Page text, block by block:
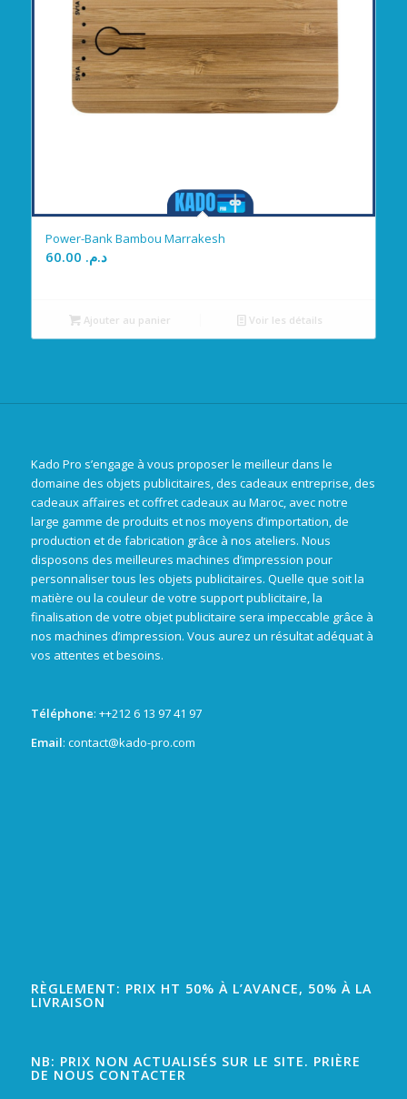
Power-Bank Bambou Marrakesh
د.م.
Ajouter au panier Voir les détails
Kado Pro s’engage à vous proposer le meilleur dans le
domaine des objets publicitaires, des cadeaux entreprise, des
cadeaux affaires et coffret cadeaux au Maroc, avec notre
large gamme de produits et nos moyens d’importation, de
production et de fabrication grâce à nos ateliers. Nous
disposons des meilleures machines d’impression pour
personnaliser tous les objets publicitaires. Quelle que soit la
matière ou la couleur de votre support publicitaire, la
finalisation de votre objet publicitaire sera impeccable grâce à
nos machines d’impression. Vous aurez un résultat adéquat à
vos attentes et besoins.
Téléphone: ++212 6 13 97 41 97
Email: contact@kado-pro.com
RÈGLEMENT: PRIX HT 50% À L’AVANCE, 50% À LA
LIVRAISON
NB: PRIX NON ACTUALISÉS SUR LE SITE. PRIÈRE
DE NOUS CONTACTER